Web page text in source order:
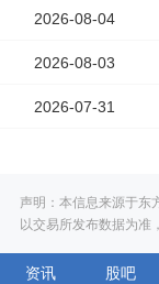
2026-08-04
2026-08-03
2026-07-31
声明：本信息来源于东
以交易所发布数据为准
资讯 股吧